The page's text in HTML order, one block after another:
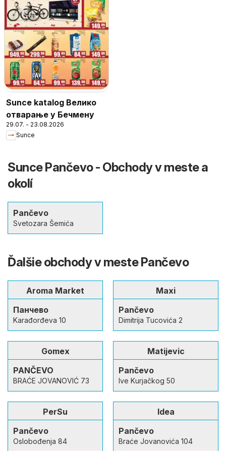
Sunce katalog Велико
отварање у Бечмену
29.07. - 23.08.2026
Sunce
Sunce Pančevo - Obchody v meste a
okolí
Pančevo
Svetozara Šemića
Ďalšie obchody v meste Pančevo
Aroma Market
Панчево
Karađorđeva 10
Maxi
Pančevo
Dimitrija Tucovića 2
Gomex
PANČEVO
BRAĆE JOVANOVIĆ 73
Matijevic
Pančevo
Ive Kurjačkog 50
PerSu
Pančevo
Oslobođenja 84
Idea
Pančevo
Braće Jovanovića 104